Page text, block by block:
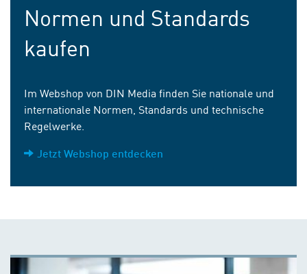
Normen und Standards
kaufen
Im Webshop von DIN Media finden Sie nationale und
internationale Normen, Standards und technische
Regelwerke.
Jetzt Webshop entdecken